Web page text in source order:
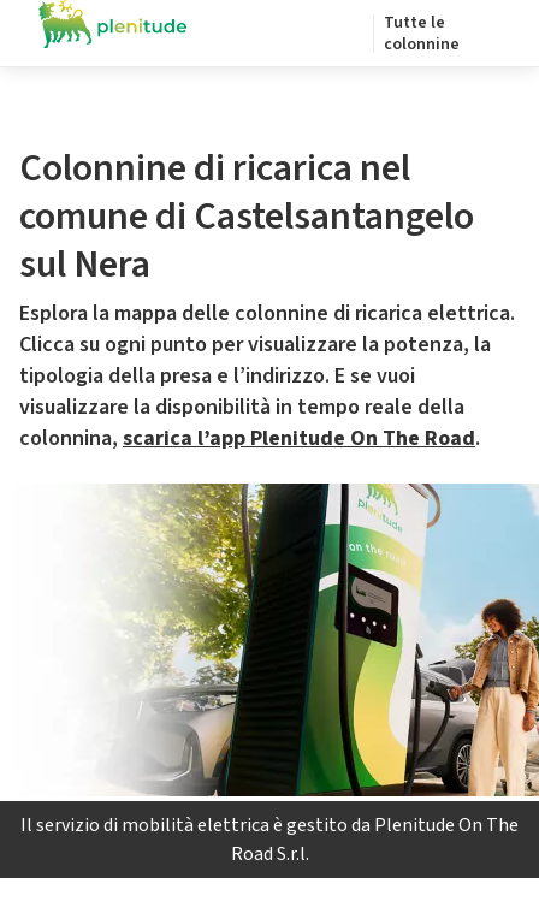
Tutte le
colonnine
Colonnine di ricarica nel
comune di Castelsantangelo
sul Nera
Esplora la mappa delle colonnine di ricarica elettrica.
Clicca su ogni punto per visualizzare la potenza, la
tipologia della presa e l’indirizzo. E se vuoi
visualizzare la disponibilità in tempo reale della
colonnina, scarica l’app Plenitude On The Road.
Il servizio di mobilità elettrica è gestito da Plenitude On The
Road S.r.l.